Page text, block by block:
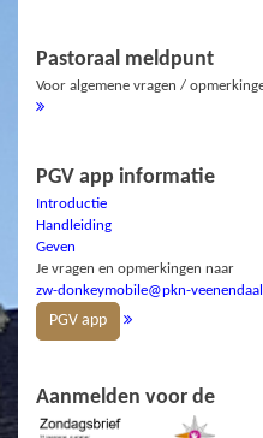
Pastoraal meldpunt
Voor algemene vragen /
PGV app informatie
Introductie
Handleiding
Geven
Je vragen en opmerkingen naar
zw-donkeymobile@pkn-
PGV app
Aanmelden voor de